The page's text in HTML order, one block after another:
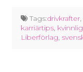
Tags:drivkrafter,
karriärtips,
Liberförlag,